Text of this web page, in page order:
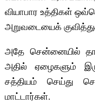
வியாபார உத்திகள்
அறுவடையைக்
அதே சென்னையில் தான்
அதில் ஏழைகளும்
சத்தியம் செய்து
மாட்டார்கள்.